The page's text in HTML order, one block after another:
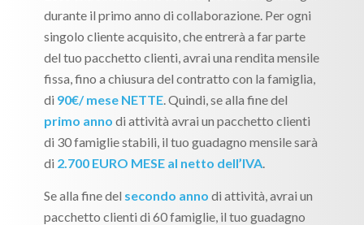
durante il primo anno di collaborazione. Per ogni
singolo cliente acquisito, che entrerà a far parte
del tuo pacchetto clienti, avrai una rendita mensile
fissa, fino a chiusura del contratto con la famiglia,
di 90€/ mese NETTE. Quindi, se alla fine del
primo anno di attività avrai un pacchetto clienti
di 30 famiglie stabili, il tuo guadagno mensile sarà
di 2.700 EURO MESE al netto dell’IVA.
Se alla fine del secondo anno di attività, avrai un
pacchetto clienti di 60 famiglie, il tuo guadagno